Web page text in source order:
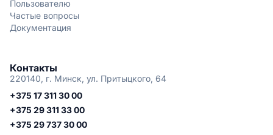
Пользователю
Частые вопросы
Документация
Контакты
220140, г. Минск, ул. Притыцкого, 64
+375 17 311 30 00
+375 29 311 33 00
+375 29 737 30 00